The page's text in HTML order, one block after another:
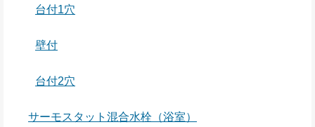
台付1穴
壁付
台付2穴
サーモスタット混合水栓（浴室）